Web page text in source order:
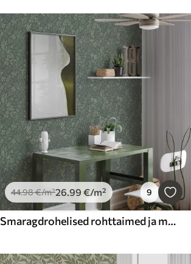
44.98€/m²26.99 €/m² 9
Smaragdrohelised rohttaimed ja marjad, peen botaaniline muster